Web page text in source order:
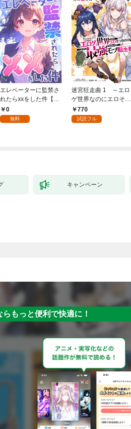
エレベーターに監禁さ
れたらxxをした件【全
年齢版】(1)
0
無料
迷宮狂走曲 1 ～エロ
ゲ世界なのにエロそっ
ちのけでひたすら最強
を目指すモブ転生者～
770
試読フル
キャンペーン
らもっと便利で快適に！